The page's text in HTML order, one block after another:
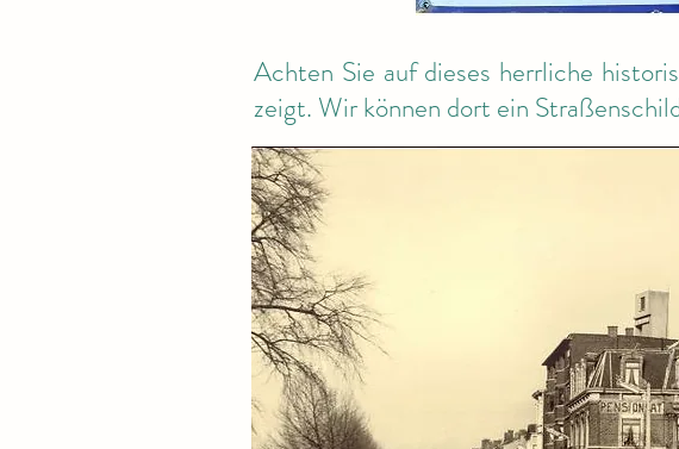
Achten Sie auf dieses herrliche
zeigt. Wir können dort ein